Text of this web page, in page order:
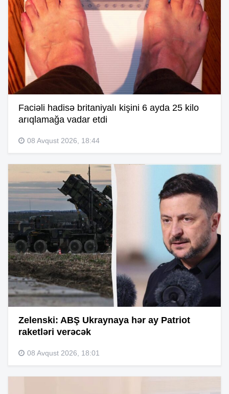
Faciəli hadisə britaniyalı kişini 6 ayda 25 kilo
arıqlamağa vadar etdi
08 Avqust 2026, 18:44
Zelenski: ABŞ Ukraynaya hər ay Patriot
raketləri verəcək
08 Avqust 2026, 18:01